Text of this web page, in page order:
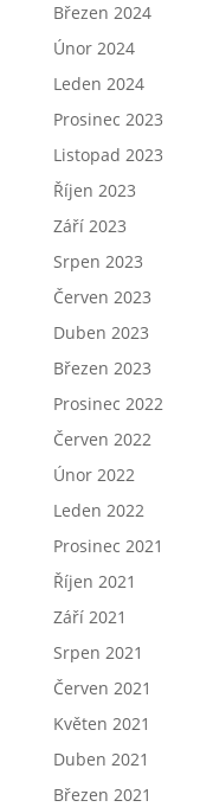
Březen 2024
Únor 2024
Leden 2024
Prosinec 2023
Listopad 2023
Říjen 2023
Září 2023
Srpen 2023
Červen 2023
Duben 2023
Březen 2023
Prosinec 2022
Červen 2022
Únor 2022
Leden 2022
Prosinec 2021
Říjen 2021
Září 2021
Srpen 2021
Červen 2021
Květen 2021
Duben 2021
Březen 2021